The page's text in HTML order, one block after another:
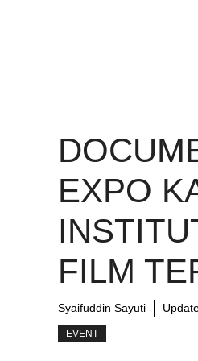
EXPO
FILM
Syaifuddin Sayuti
EVENT